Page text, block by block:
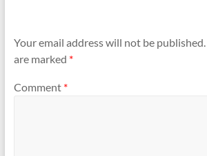
Your email address will not be published.
are marked *
Comment *